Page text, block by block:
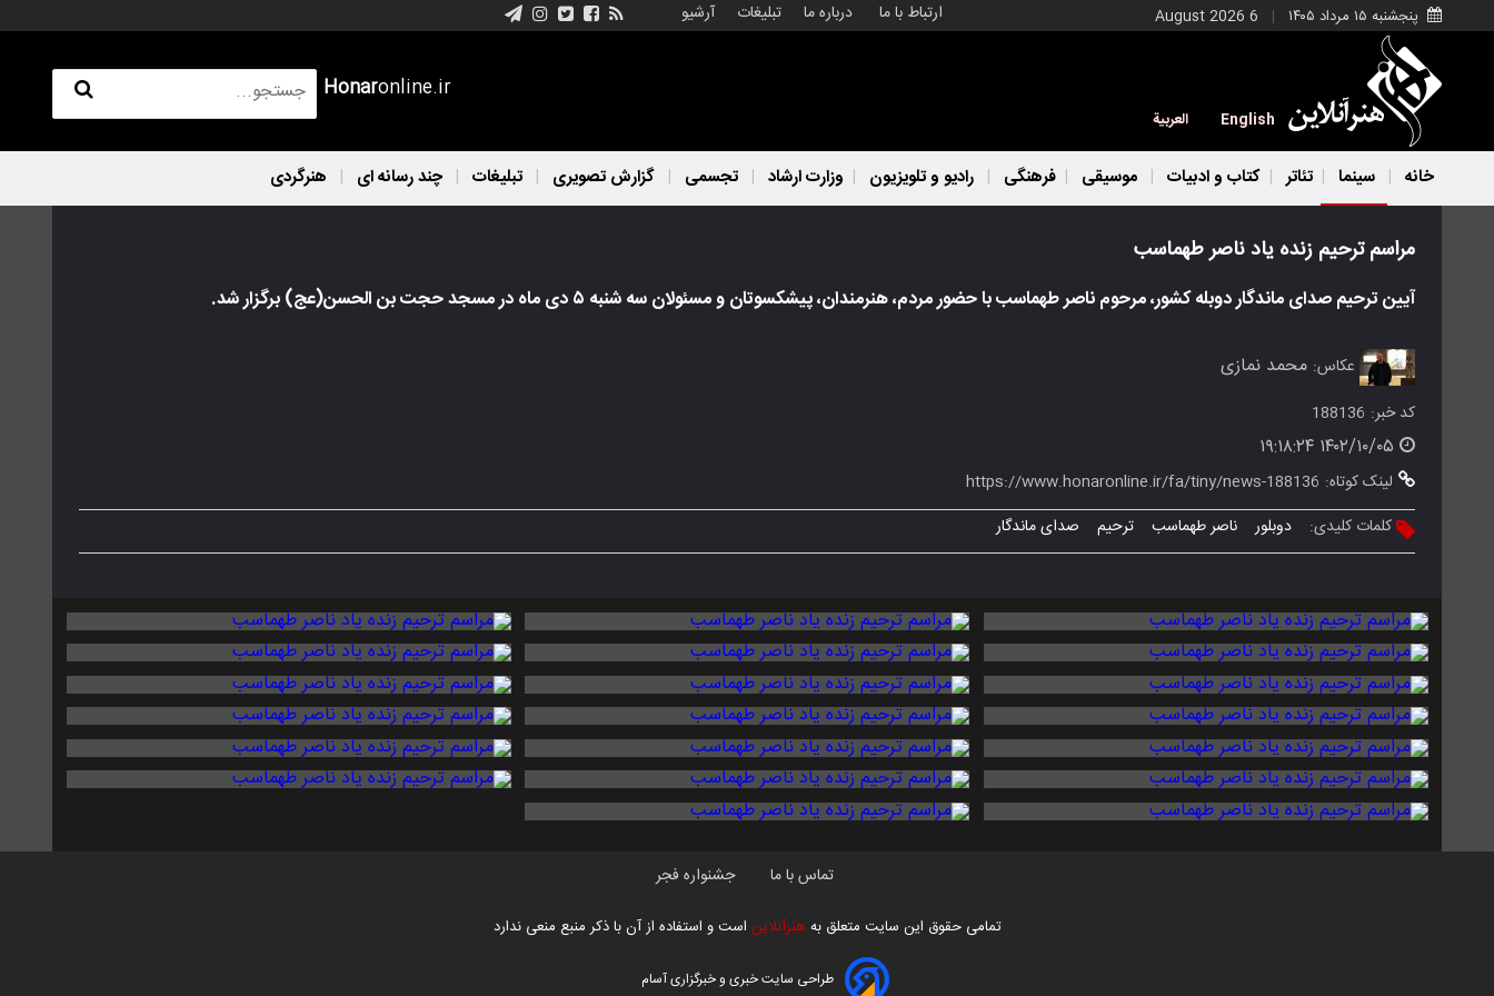
پنجشنبه ۱۵ مرداد ۱۴۰۵ 6 August 2026 ارتباط با ما درباره ما تبلیغات آرشیو
Honaronline.ir
English العربية
خانه سینما تئاتر کتاب و ادبیات موسیقی فرهنگی رادیو و تلویزیون وزارت ارشاد تجسمی گزارش تصویری تبلیغات چند رسانه ای هنرگردی
مراسم ترحیم زنده یاد ناصر طهماسب
آیین ترحیم صدای ماندگار دوبله کشور، مرحوم ناصر طهماسب با حضور مردم، هنرمندان، پیشکسوتان و مسئولان سه شنبه ۵ دی ماه در مسجد حجت بن الحسن(عج) برگزار شد.
عکاس: محمد نمازی
کد خبر: 188136
لینک کوتاه: https://www.honaronline.ir/fa/tiny/news-188136
کلمات کلیدی:
دوبلور ناصر طهماسب ترحیم صدای ماندگار
تماس با ما جشنواره فجر
تمامی حقوق این سایت متعلق به هنرآنلاین است و استفاده از آن با ذکر منبع منعی ندارد
طراحی سایت خبری و خبرگزاری آسام